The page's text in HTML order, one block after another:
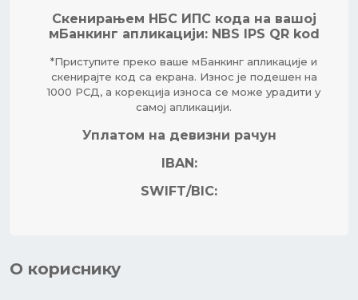
Скенирањем НБС ИПС кода на вашој
мБанкинг апликацији: NBS IPS QR kod
*Приступите преко ваше мБанкинг апликације и
скенирајте код са екрана. Износ је подешен на
1000 РСД, а корекција износа се може урадити у
самој апликацији.
Уплатом на девизни рачун
IBAN:
SWIFT/BIC:
O кориснику